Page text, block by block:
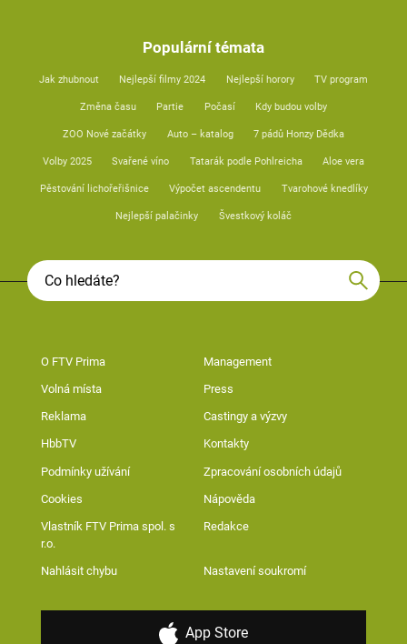
Populární témata
Jak zhubnout Nejlepší filmy 2024 Nejlepší horory TV program
Změna času Partie Počasí Kdy budou volby
ZOO Nové začátky Auto – katalog 7 pádů Honzy Dědka
Volby 2025 Svařené víno Tatarák podle Pohlreicha Aloe vera
Pěstování lichořeřišnice Výpočet ascendentu Tvarohové knedlíky
Nejlepší palačinky Švestkový koláč
O FTV Prima Management
Volná místa Press
Reklama Castingy a výzvy
HbbTV Kontakty
Podmínky užívání Zpracování osobních údajů
Cookies Nápověda
Vlastník FTV Prima spol. s
r.o.
Redakce
Nahlásit chybu Nastavení soukromí
App Store